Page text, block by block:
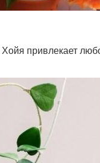
привлекает